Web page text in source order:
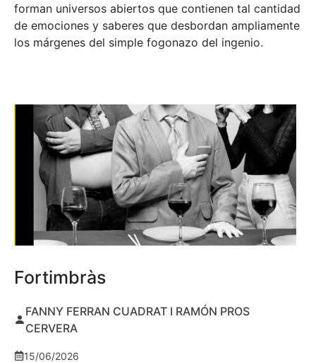
forman universos abiertos que contienen tal cantidad
de emociones y saberes que desbordan ampliamente
los márgenes del simple fogonazo del ingenio.
Fortimbràs
FANNY FERRAN CUADRAT I RAMÓN PROS
CERVERA
15/06/2026